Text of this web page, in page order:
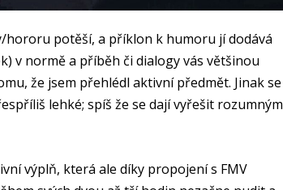
potěší, a příklon k humoru jí dodává
v normě a příběh či dialogy vás většinou
že jsem přehlédl aktivní předmět. Jinak se
lehké; spíš že se dají vyřešit rozumným
výplň, která ale díky propojení s FMV